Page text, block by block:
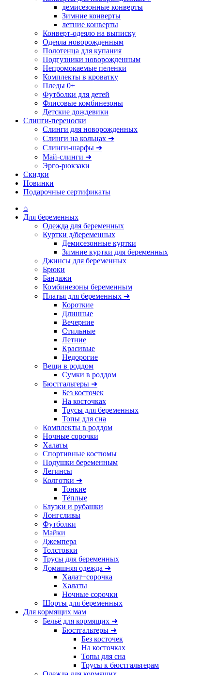
демисезонные конверты
Зимние конверты
летние конверты
Конверт-одеяло на выписку
Одеяла новорожденным
Полотенца для купания
Подгузники новорожденным
Непромокаемые пеленки
Комплекты в кроватку
Пледы 0+
Футболки для детей
Флисовые комбинезоны
Детские дождевики
Слинги-переноски
Слинги для новорожденных
Слинги на кольцах ➜
Слинги-шарфы ➜
Май-слинги ➜
Эрго-рюкзаки
Скидки
Новинки
Подарочные сертификаты
⌂
Для беременных
Одежда для беременных
Куртки д/беременных
Демисезонные куртки
Зимние куртки для беременных
Джинсы для беременных
Брюки
Бандажи
Комбинезоны беременным
Платья для беременных ➜
Короткие
Длинные
Вечерние
Стильные
Летние
Красивые
Недорогие
Вещи в роддом
Сумки в роддом
Бюстгальтеры ➜
Без косточек
На косточках
Трусы для беременных
Топы для сна
Комплекты в роддом
Ночные сорочки
Халаты
Спортивные костюмы
Подушки беременным
Легинсы
Колготки ➜
Тонкие
Тёплые
Блузки и рубашки
Лонгсливы
Футболки
Майки
Джемпера
Толстовки
Трусы для беременных
Домашняя одежда ➜
Халат+сорочка
Халаты
Ночные сорочки
Шорты для беременных
Для кормящих мам
Бельё для кормящих ➜
Бюстгальтеры ➜
Без косточек
На косточках
Топы для сна
Трусы к бюстгальтерам